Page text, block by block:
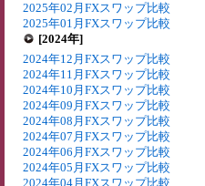
2025年02月FXスワップ比較
2025年01月FXスワップ比較
[2024年]
2024年12月FXスワップ比較
2024年11月FXスワップ比較
2024年10月FXスワップ比較
2024年09月FXスワップ比較
2024年08月FXスワップ比較
2024年07月FXスワップ比較
2024年06月FXスワップ比較
2024年05月FXスワップ比較
2024年04月FXスワップ比較